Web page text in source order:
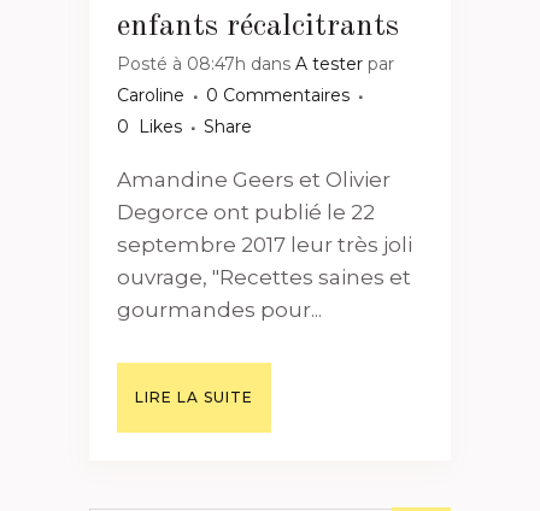
enfants récalcitrants
Posté à 08:47h dans A tester par
Caroline
0 Commentaires
0
Likes Share
Amandine Geers et Olivier
Degorce ont publié le 22
septembre 2017 leur très joli
ouvrage, "Recettes saines et
gourmandes pour...
LIRE LA SUITE